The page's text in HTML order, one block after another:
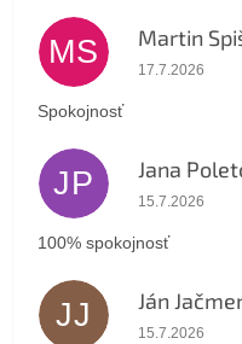
MS Martin
Hodnotenie
17.7.2026
Spokojnosť
JP Jana
Hodnotenie
15.7.2026
100% spokojnosť
JJ Ján
Hodnotenie
15.7.2026